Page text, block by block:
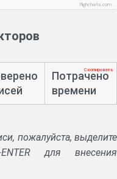
Highcharts.com
Потрачено
времени
Скопировать
пожалуйста, выделите
для внесения